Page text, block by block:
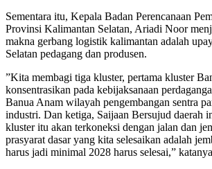
Sementara itu, Kepala Badan Perencanaan
Provinsi Kalimantan Selatan, Ariadi Noor
makna gerbang logistik kalimantan adalah
Selatan pedagang dan produsen.
”Kita membagi tiga kluster, pertama kluster
konsentrasikan pada kebijaksanaan
Banua Anam wilayah pengembangan sentra
industri. Dan ketiga, Saijaan Bersujud daerah
kluster itu akan terkoneksi dengan jalan dan
prasyarat dasar yang kita selesaikan adalah
harus jadi minimal 2028 harus selesai,”